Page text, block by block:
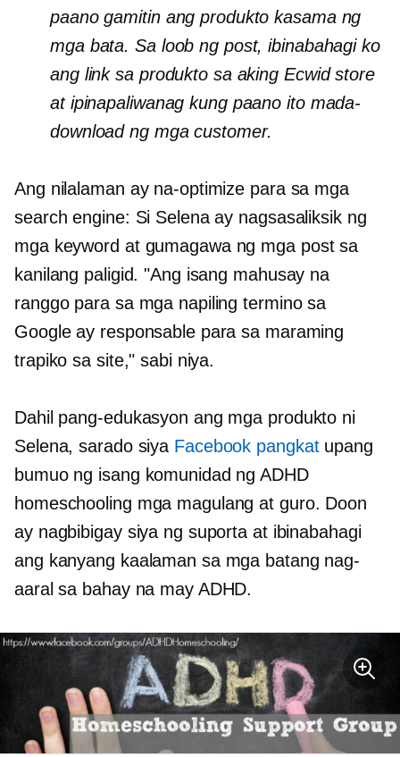
paano gamitin ang produkto kasama ng
mga bata. Sa loob ng post, ibinabahagi ko
ang link sa produkto sa aking Ecwid store
at ipinapaliwanag kung paano ito mada-
download ng mga customer.
Ang nilalaman ay na-optimize para sa mga
search engine: Si Selena ay nagsasaliksik ng
mga keyword at gumagawa ng mga post sa
kanilang paligid. "Ang isang mahusay na
ranggo para sa mga napiling termino sa
Google ay responsable para sa maraming
trapiko sa site," sabi niya.
Dahil pang-edukasyon ang mga produkto ni
Selena, sarado siya Facebook pangkatupang
bumuo ng isang komunidad ng ADHD
homeschooling mga magulang at guro. Doon
ay nagbibigay siya ng suporta at ibinabahagi
ang kanyang kaalaman sa mga batang nag-
aaral sa bahay na may ADHD.